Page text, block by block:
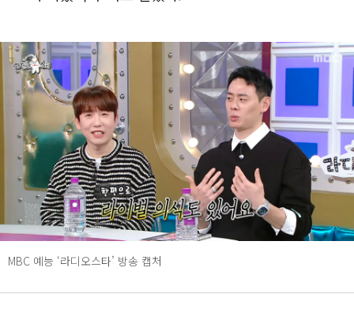
MBC 예능 ‘라디오스타’ 방송 캡처